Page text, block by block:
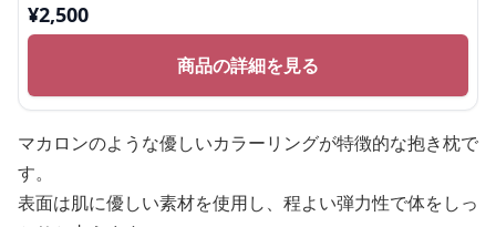
¥2,500
商品の詳細を見る
マカロンのような優しいカラーリングが特徴的な抱き枕で
す。
表面は肌に優しい素材を使用し、程よい弾力性で体をしっ